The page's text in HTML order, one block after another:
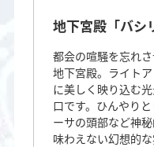
地下宮殿「バシ
都会の喧騒を忘れ
地下宮殿。ライト
に美しく映り込む
口です。ひんやり
ーサの頭部など神
味わえない幻想的